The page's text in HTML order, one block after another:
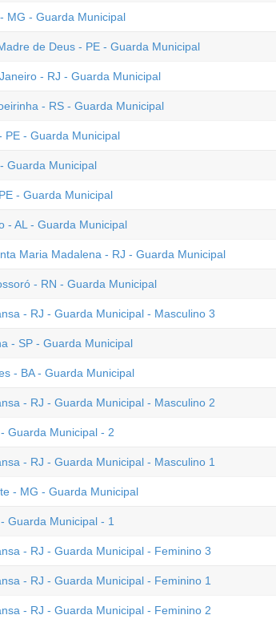
MG - Guarda Municipal
de Deus - PE - Guarda Municipal
- RJ - Guarda Municipal
- RS - Guarda Municipal
PE - Guarda Municipal
Guarda Municipal
- Guarda Municipal
- AL - Guarda Municipal
Maria Madalena - RJ - Guarda Municipal
- RN - Guarda Municipal
- RJ - Guarda Municipal - Masculino 3
- SP - Guarda Municipal
- BA - Guarda Municipal
- RJ - Guarda Municipal - Masculino 2
Guarda Municipal - 2
- RJ - Guarda Municipal - Masculino 1
- MG - Guarda Municipal
Guarda Municipal - 1
- RJ - Guarda Municipal - Feminino 3
- RJ - Guarda Municipal - Feminino 1
- RJ - Guarda Municipal - Feminino 2